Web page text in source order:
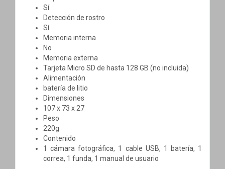
Sí
Detección de rostro
Sí
Memoria interna
No
Memoria externa
Tarjeta Micro SD de hasta 128 GB (no incluida)
Alimentación
batería de litio
Dimensiones
107 x 73 x 27
Peso
220g
Contenido
1 cámara fotográfica, 1 cable USB, 1 batería, 1
correa, 1 funda, 1 manual de usuario